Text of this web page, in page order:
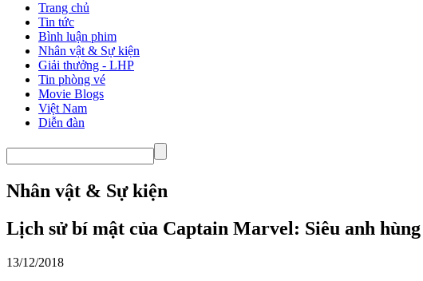
Trang chủ
Tin tức
Bình luận phim
Nhân vật & Sự kiện
Giải thưởng - LHP
Tin phòng vé
Movie Blogs
Việt Nam
Diễn đàn
Nhân vật & Sự kiện
Lịch sử bí mật của Captain Marvel: Siêu anh
13/12/2018